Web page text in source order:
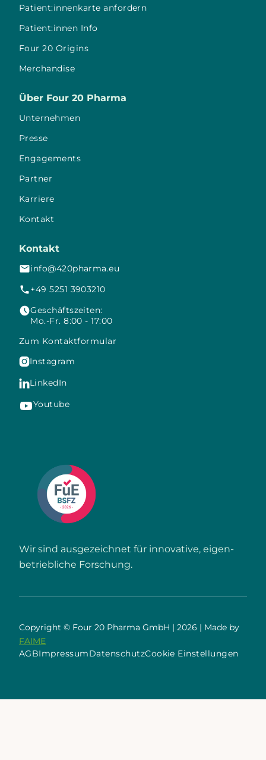
Patient:innenkarte anfordern
Patient:innen Info
Four 20 Origins
Merchandise
Über Four 20 Pharma
Unternehmen
Presse
Engagements
Partner
Karriere
Kontakt
Kontakt
info@420pharma.eu
+49 5251 3903210
Geschäftszeiten:
Mo.-Fr. 8:00 - 17:00
Zum Kontaktformular
Instagram
LinkedIn
Youtube
Wir sind ausgezeichnet für innovative, eigen­
betriebliche Forschung.
Copyright © Four 20 Pharma GmbH | 2026 | Made by
FAIME
AGBImpressumDatenschutzCookie Einstellungen